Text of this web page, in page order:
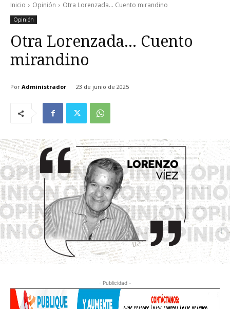
Inicio Opinión Otra Lorenzada... Cuento mirandino
Opinión
Otra Lorenzada… Cuento
mirandino
Por Administrador 23 de junio de 2025
- Publicidad -